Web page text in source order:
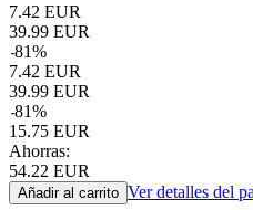
7.42 EUR
39.99 EUR
-81%
7.42 EUR
39.99 EUR
-81%
15.75 EUR
Ahorras:
54.22 EUR
Añadir al carrito Ver detalles del